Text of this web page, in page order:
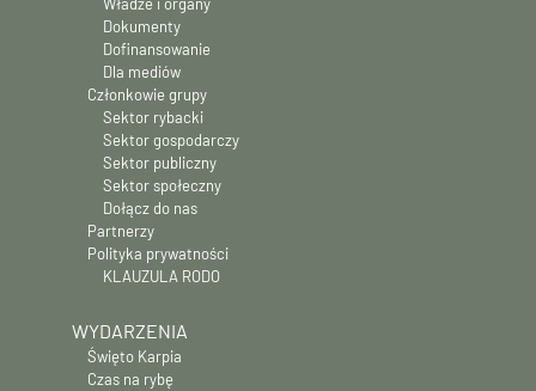
Dokumenty
Dofinansowanie
Dla mediów
Członkowie grupy
Sektor rybacki
Sektor gospodarczy
Sektor publiczny
Sektor społeczny
Dołącz do nas
Partnerzy
Polityka prywatności
KLAUZULA RODO
WYDARZENIA
Święto Karpia
Czas na rybę